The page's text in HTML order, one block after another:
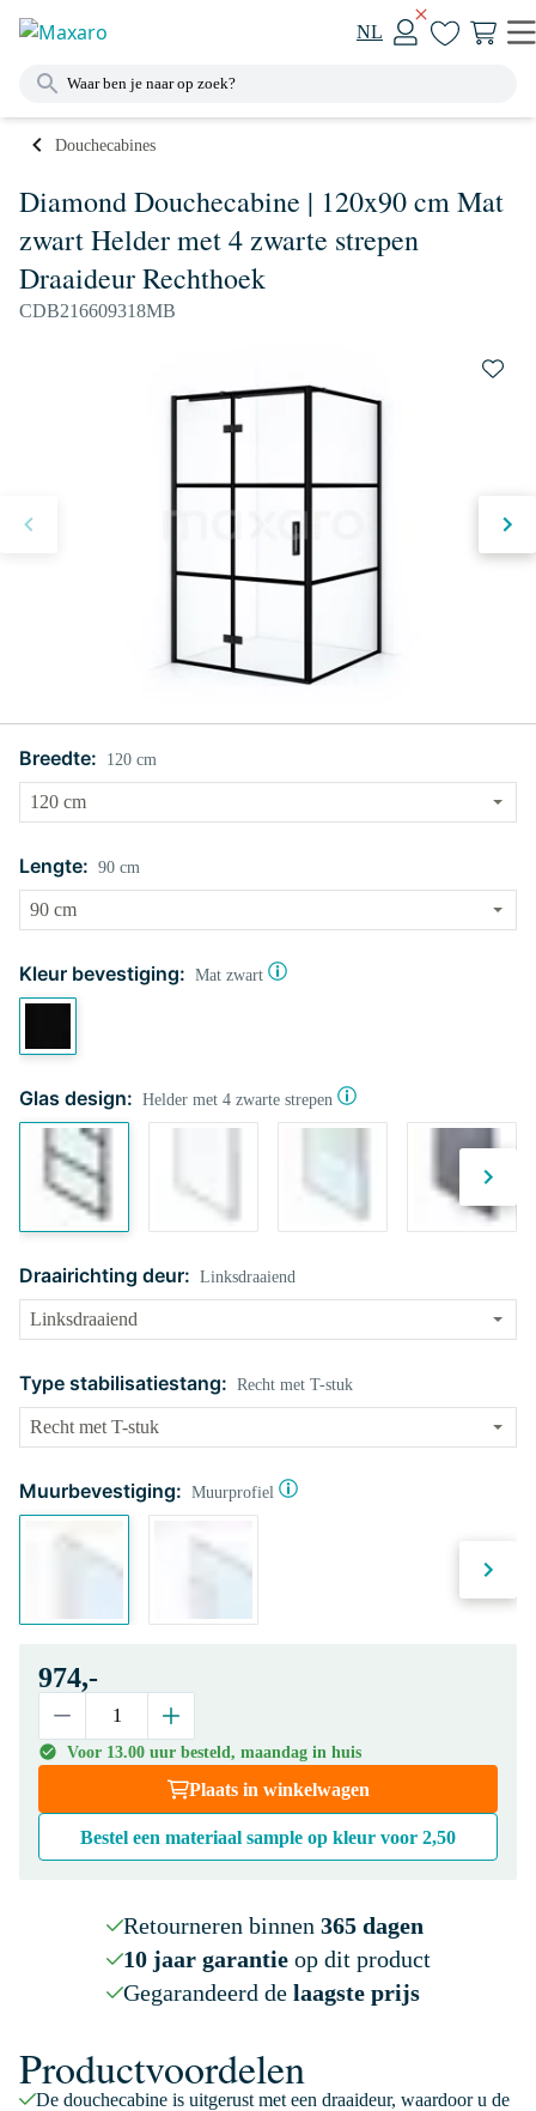
NL
Douchecabines
Diamond Douchecabine | 120x90 cm Mat
zwart Helder met 4 zwarte strepen
Draaideur Rechthoek
CDB216609318MB
Breedte: 120 cm
Lengte: 90 cm
Kleur bevestiging: Mat zwart
Glas design: Helder met 4 zwarte strepen
Draairichting deur: Linksdraaiend
Type stabilisatiestang: Recht met T-stuk
Muurbevestiging: Muurprofiel
974,-
Voor 13.00 uur besteld, maandag in huis
Plaats in winkelwagen
Bestel een materiaal sample op kleur voor 2,50
Retourneren binnen 365 dagen
10 jaar garantieop dit product
Gegarandeerd de laagste prijs
Productvoordelen
De douchecabine is uitgerust met een draaideur, waardoor u de